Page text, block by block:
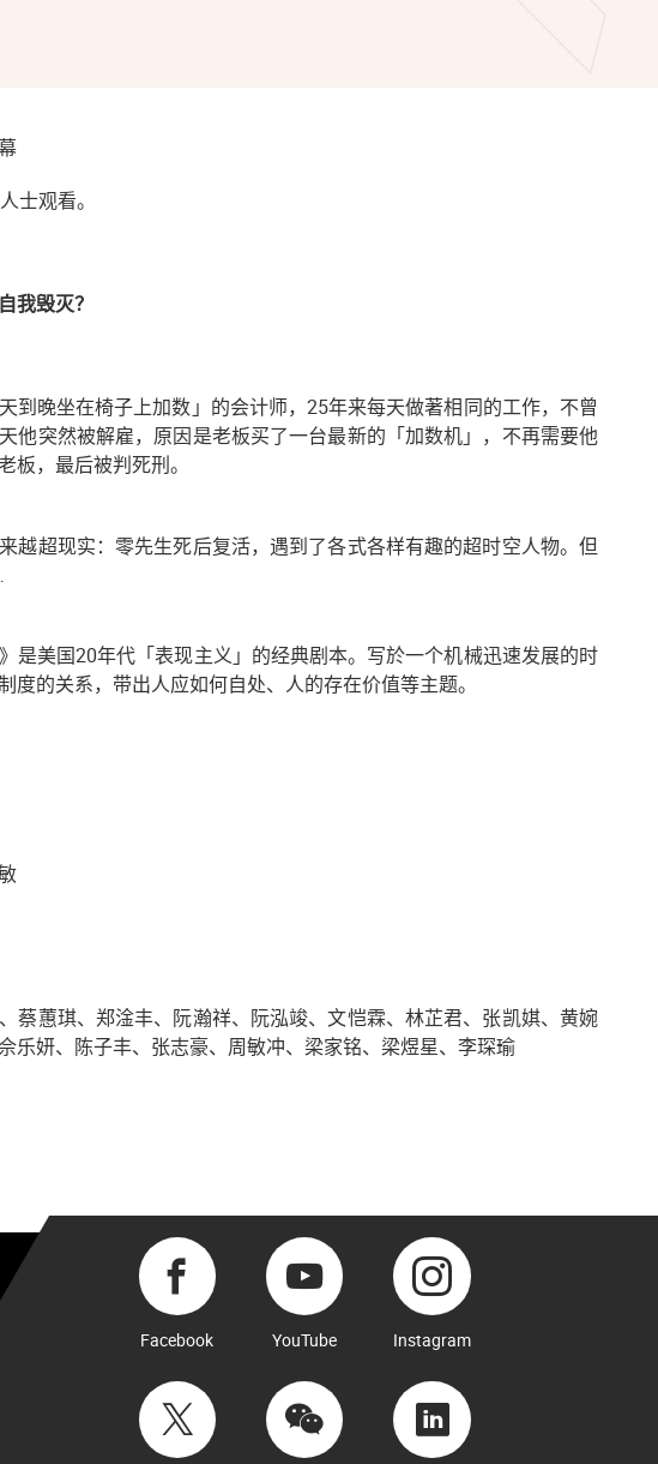
士观看。
我毁灭？
到晚坐在椅子上加数」的会计师，25年来每天做著相同的工作，不曾
他突然被解雇，原因是老板买了一台最新的「加数机」，不再需要他
板，最后被判死刑。
越超现实：零先生死后复活，遇到了各式各样有趣的超时空人物。但
》是美国20年代「表现主义」的经典剧本。写於一个机械迅速发展的时
度的关系，带出人应如何自处、人的存在价值等主题。
蔡蕙琪、郑淦丰、阮瀚祥、阮泓竣、文恺霖、林芷君、张凯娸、黄婉
乐妍、陈子丰、张志豪、周敏冲、梁家铭、梁煜星、李琛瑜
Facebook YouTube Instagram